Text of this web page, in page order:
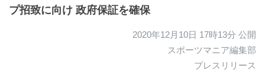
プ招致に向け 政府保証を確保
2020年12月10日 17時13分 公開
スポーツマニア編集部
プレスリリース